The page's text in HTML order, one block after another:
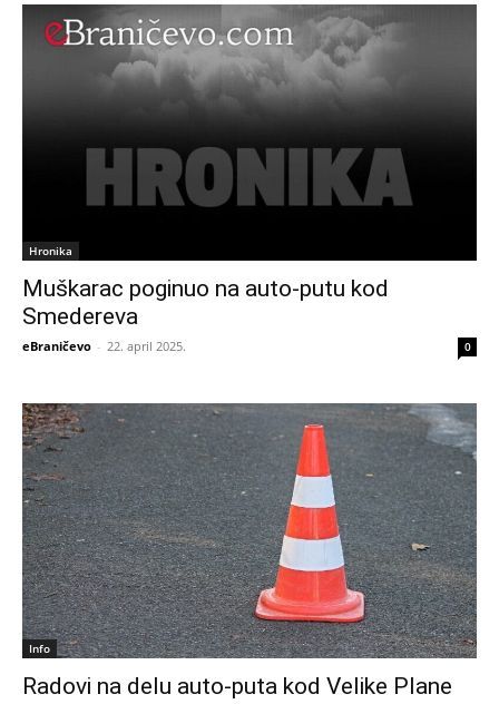
Hronika
Muškarac poginuo na auto-putu kod
Smedereva
eBraničevo - 22. april 2025. 0
Info
Radovi na delu auto-puta kod Velike Plane